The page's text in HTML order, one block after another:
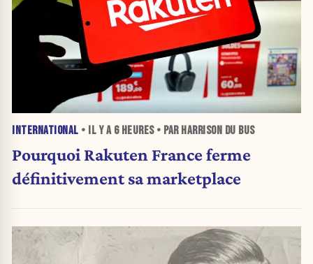
INTERNATIONAL • IL Y A 6 HEURES• PAR HARRISON DU BUS
Pourquoi Rakuten France ferme
définitivement sa marketplace